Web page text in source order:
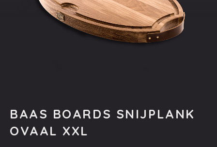
BAAS BOARDS SNIJPLANK
OVAAL XXL